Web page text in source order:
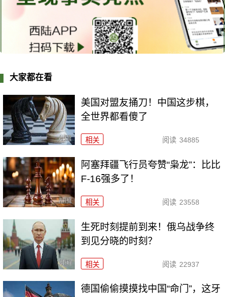
大家都在看
美国对盟友捅刀！中国这步棋，
全世界都看傻了
相关 阅读 34885
阿塞拜疆飞行员夸赞“枭龙”：比比
F-16强多了！
相关 阅读 23558
生死时刻提前到来！俄乌战争终
到见分晓的时刻？
相关 阅读 22937
德国偷偷摸摸找中国“命门”，这牙